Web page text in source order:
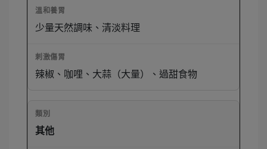
少量天然調味、清淡料理
辣椒、咖哩、大蒜（大量）、過甜食物
其他